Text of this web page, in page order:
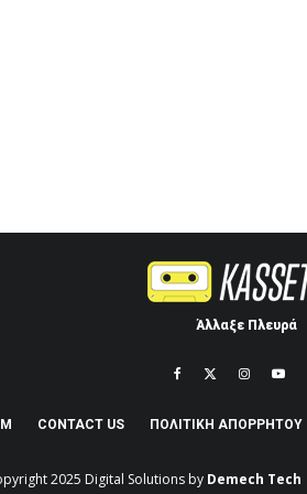
Άλλαξε Πλευρά
CONTACT US ΠΟΛΙΤΙΚΉ ΑΠΟΡΡΉΤΟΥ
2025 Digital Solutions by Demech Tech